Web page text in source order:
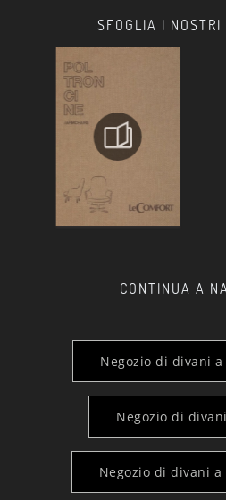
SFOGLIA I NOSTRI
CONTINUA A
Negozio di divani
Negozio di
Negozio di divani a